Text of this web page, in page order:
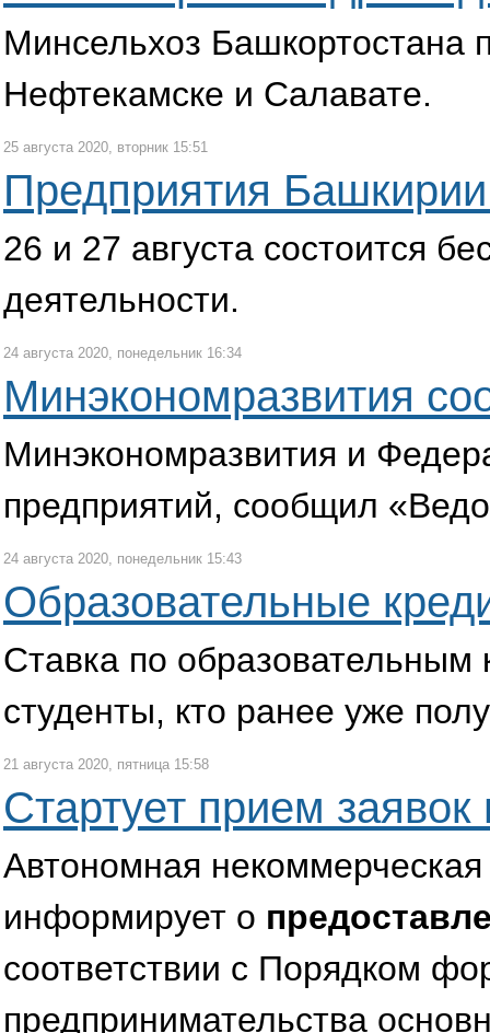
Минсельхоз Башкортостана
Нефтекамске и Салавате.
25 августа 2020, вторник 15:51
Предприятия Башкирии
26 и 27 августа состоится
деятельности.
24 августа 2020, понедельник 16:34
Минэкономразвития
Минэкономразвития и
предприятий, сообщил
24 августа 2020, понедельник 15:43
Образовательные
Ставка по образовательным
студенты, кто ранее уже
21 августа 2020, пятница 15:58
Стартует прием
Автономная
информирует о
соответствии с Порядком
предпринимательства